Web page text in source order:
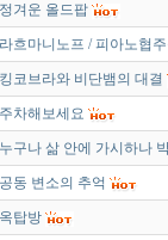
정겨운 올드팝
라흐마니노프 / 피아노협
킹코브라와 비단뱀의 대결
주차해보세요
누구나 삶 안에 가시하나
공동 변소의 추억
옥탑방